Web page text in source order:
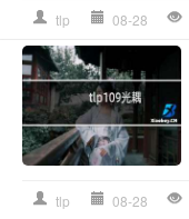
tlp 08-28
tlp 08-28